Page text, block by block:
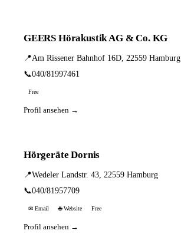
GEERS Hörakustik AG & Co. KG
📍Am Rissener Bahnhof 16D, 22559 Hamburg
📞040/81997461
Free
Profil ansehen →
Hörgeräte Dornis
📍Wedeler Landstr. 43, 22559 Hamburg
📞040/81957709
✉ Email 🌐 Website Free
Profil ansehen →